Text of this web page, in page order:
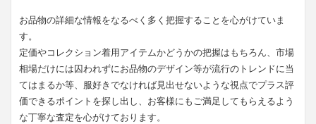
お品物の詳細な情報をなるべく多く把握することを心がけていま
す。
定価やコレクション着用アイテムかどうかの把握はもちろん、市場
相場だけには囚われずにお品物のデザイン等が流行のトレンドに当
てはまるか等、服好きでなければ見出せないような視点でプラス評
価できるポイントを探し出し、お客様にもご満足してもらえるよう
な丁寧な査定を心がけております。